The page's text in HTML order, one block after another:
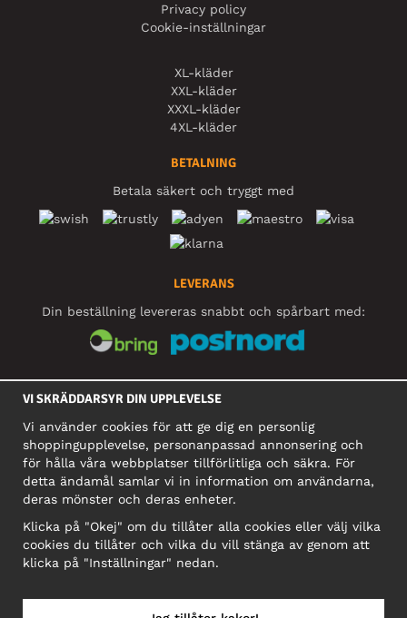
Privacy policy
Cookie-inställningar
XL-kläder
XXL-kläder
XXXL-kläder
4XL-kläder
BETALNING
Betala säkert och tryggt med
LEVERANS
Din beställning levereras snabbt och spårbart med:
SOCIALA MEDIER
FÖRETAG
Motley Denim Europe OÜ
Narva mnt 5, EE-10117 Tallinn
Org: 12356245, Momsnummer: SE502090048501
OBS! Skicka inte varureturer till denna adress!
VI SKRÄDDARSYR DIN UPPLEVELSE
Vi använder cookies för att ge dig en personlig
shoppingupplevelse, personanpassad annonsering och
för hålla våra webbplatser tillförlitliga och säkra. För
detta ändamål samlar vi in information om användarna,
deras mönster och deras enheter.
Klicka på "Okej" om du tillåter alla cookies eller välj vilka
cookies du tillåter och vilka du vill stänga av genom att
klicka på "Inställningar" nedan.